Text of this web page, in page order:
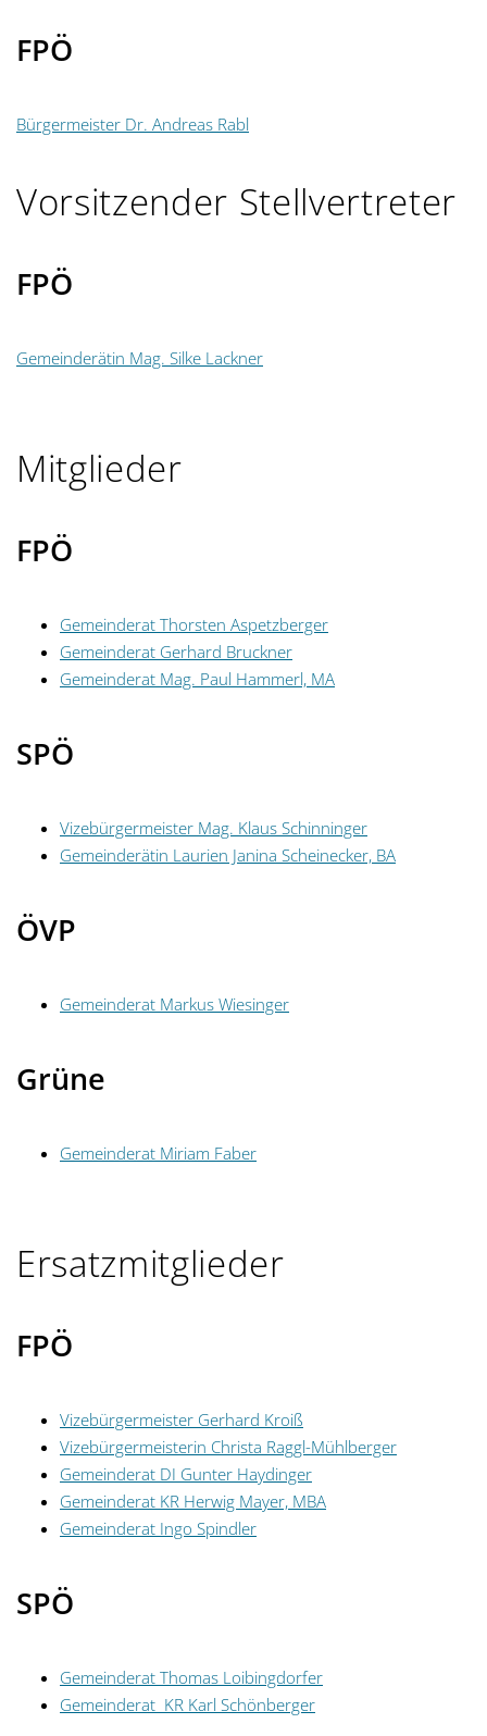
o
FPÖ
Bürgermeister Dr. Andreas Rabl
Vorsitzender Stellvertreter
FPÖ
Gemeinderätin Mag. Silke Lackner
Mitglieder
FPÖ
Gemeinderat Thorsten Aspetzberger
Gemeinderat Gerhard Bruckner
Gemeinderat Mag. Paul Hammerl, MA
SPÖ
Vizebürgermeister Mag. Klaus Schinninger
Gemeinderätin Laurien Janina Scheinecker, BA
ÖVP
Gemeinderat Markus Wiesinger
Grüne
Gemeinderat Miriam Faber
Ersatzmitglieder
FPÖ
Vizebürgermeister Gerhard Kroiß
Vizebürgermeisterin Christa Raggl-Mühlberger
Gemeinderat DI Gunter Haydinger
Gemeinderat KR Herwig Mayer, MBA
Gemeinderat Ingo Spindler
SPÖ
Gemeinderat Thomas Loibingdorfer
Gemeinderat KR Karl Schönberger